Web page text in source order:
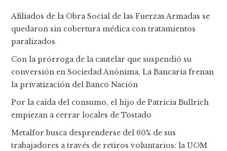
Afiliados de la Obra Social de las Fuerzas Armadas se
quedaron sin cobertura médica con tratamientos
paralizados
Con la prórroga de la cautelar que suspendió su
conversión en Sociedad Anónima, La Bancaria frenan
la privatización del Banco Nación
Por la caída del consumo, el hijo de Patricia Bullrich
empiezan a cerrar locales de Tostado
Metalfor busca desprenderse del 60% de sus
trabajadores a través de retiros voluntarios: la UOM